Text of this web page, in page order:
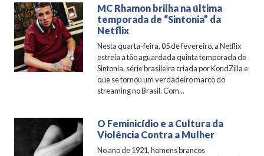
MC Rhamon brilha na última
temporada de “Sintonia” da
Netflix
Nesta quarta-feira, 05 de fevereiro, a Netflix
estreia a tão aguardada quinta temporada de
Sintonia, série brasileira criada por KondZilla e
que se tornou um verdadeiro marco do
streaming no Brasil. Com...
O Feminicídio e a Cultura da
Violência Contra a Mulher
No ano de 1921, homens brancos